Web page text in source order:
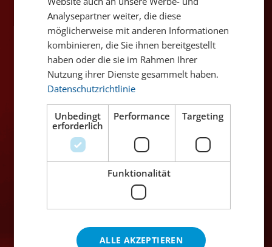
inkl. MWST
70 cl
27.00
inkl. MWST
Inhalt:
LVX Vodka Mate
49.00
inkl. MWST
Analysepartner weiter, die diese
möglicherweise mit anderen Informationen
kombinieren, die Sie ihnen bereitgestellt
haben oder die sie im Rahmen Ihrer
Nutzung ihrer Dienste gesammelt haben.
Datenschutzrichtlinie
Unbedingt
erforderlich
Performance Targeting
Funktionalität
ALLE AKZEPTIEREN